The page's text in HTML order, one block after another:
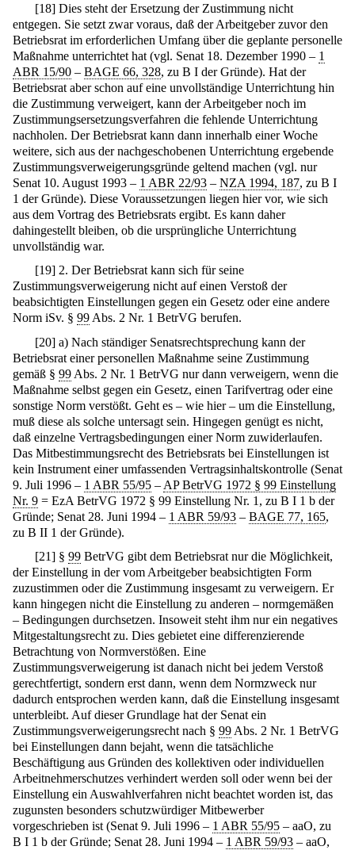
[18] Dies steht der Ersetzung der Zustimmung nicht
entgegen. Sie setzt zwar voraus, daß der Arbeitgeber zuvor den
Betriebsrat im erforderlichen Umfang über die geplante personelle
Maßnahme unterrichtet hat (vgl. Senat 18. Dezember 1990 – 1
ABR 15/90 – BAGE 66, 328, zu B I der Gründe). Hat der
Betriebsrat aber schon auf eine unvollständige Unterrichtung hin
die Zustimmung verweigert, kann der Arbeitgeber noch im
Zustimmungsersetzungsverfahren die fehlende Unterrichtung
nachholen. Der Betriebsrat kann dann innerhalb einer Woche
weitere, sich aus der nachgeschobenen Unterrichtung ergebende
Zustimmungsverweigerungsgründe geltend machen (vgl. nur
Senat 10. August 1993 – 1 ABR 22/93 – NZA 1994, 187, zu B I
1 der Gründe). Diese Voraussetzungen liegen hier vor, wie sich
aus dem Vortrag des Betriebsrats ergibt. Es kann daher
dahingestellt bleiben, ob die ursprüngliche Unterrichtung
unvollständig war.
[19] 2. Der Betriebsrat kann sich für seine
Zustimmungsverweigerung nicht auf einen Verstoß der
beabsichtigten Einstellungen gegen ein Gesetz oder eine andere
Norm iSv. § 99 Abs. 2 Nr. 1 BetrVG berufen.
[20] a) Nach ständiger Senatsrechtsprechung kann der
Betriebsrat einer personellen Maßnahme seine Zustimmung
gemäß § 99 Abs. 2 Nr. 1 BetrVG nur dann verweigern, wenn die
Maßnahme selbst gegen ein Gesetz, einen Tarifvertrag oder eine
sonstige Norm verstößt. Geht es – wie hier – um die Einstellung,
muß diese als solche untersagt sein. Hingegen genügt es nicht,
daß einzelne Vertragsbedingungen einer Norm zuwiderlaufen.
Das Mitbestimmungsrecht des Betriebsrats bei Einstellungen ist
kein Instrument einer umfassenden Vertragsinhaltskontrolle (Senat
9. Juli 1996 – 1 ABR 55/95 – AP BetrVG 1972 § 99 Einstellung
Nr. 9 = EzA BetrVG 1972 § 99 Einstellung Nr. 1, zu B I 1 b der
Gründe; Senat 28. Juni 1994 – 1 ABR 59/93 – BAGE 77, 165,
zu B II 1 der Gründe).
[21] §99 BetrVG gibt dem Betriebsrat nur die Möglichkeit,
der Einstellung in der vom Arbeitgeber beabsichtigten Form
zuzustimmen oder die Zustimmung insgesamt zu verweigern. Er
kann hingegen nicht die Einstellung zu anderen – normgemäßen
– Bedingungen durchsetzen. Insoweit steht ihm nur ein negatives
Mitgestaltungsrecht zu. Dies gebietet eine differenzierende
Betrachtung von Normverstößen. Eine
Zustimmungsverweigerung ist danach nicht bei jedem Verstoß
gerechtfertigt, sondern erst dann, wenn dem Normzweck nur
dadurch entsprochen werden kann, daß die Einstellung insgesamt
unterbleibt. Auf dieser Grundlage hat der Senat ein
Zustimmungsverweigerungsrecht nach § 99 Abs. 2 Nr. 1 BetrVG
bei Einstellungen dann bejaht, wenn die tatsächliche
Beschäftigung aus Gründen des kollektiven oder individuellen
Arbeitnehmerschutzes verhindert werden soll oder wenn bei der
Einstellung ein Auswahlverfahren nicht beachtet worden ist, das
zugunsten besonders schutzwürdiger Mitbewerber
vorgeschrieben ist (Senat 9. Juli 1996 – 1 ABR 55/95 – aaO, zu
B I 1 b der Gründe; Senat 28. Juni 1994 – 1 ABR 59/93 – aaO,